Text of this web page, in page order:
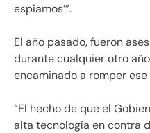
espiamos’”.
El año pasado, fueron
durante cualquier otro
encaminado a romper
“El hecho de que el
alta tecnología en contra